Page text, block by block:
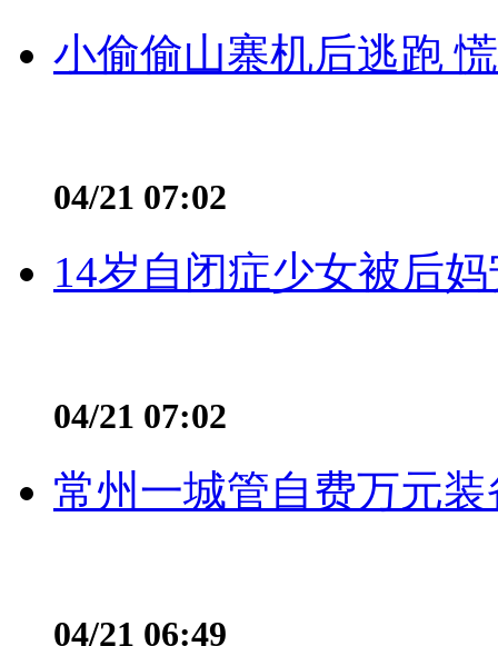
小偷偷山寨机后逃跑
04/21 07:02
14岁自闭症少女被后
04/21 07:02
常州一城管自费万元
04/21 06:49